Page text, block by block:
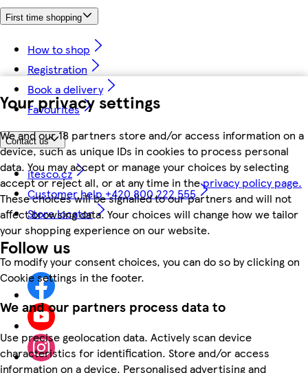
Your privacy settings
We and our 18 partners store and/or access information on a
device, such as unique IDs in cookies to process personal
data. You may accept or manage your choices by selecting
accept or reject all, or at any time in theprivacy policy page.
These choices will be signalled to our partners and will not
affect browsing data. Your choices will change how we tailor
your shopping experience on our website.
To modify your consent choices, you can do so by clicking on
Cookie settings in the footer.
We and our partners process data to
Use precise geolocation data. Actively scan device
characteristics for identification. Store and/or access
information on a device. Personalised advertising and
First time shopping
How to shop
Registration
Book a delivery
Favourites
Contact us
itesco.cz
Customer help +420 800 222 555
Store locator
Follow us